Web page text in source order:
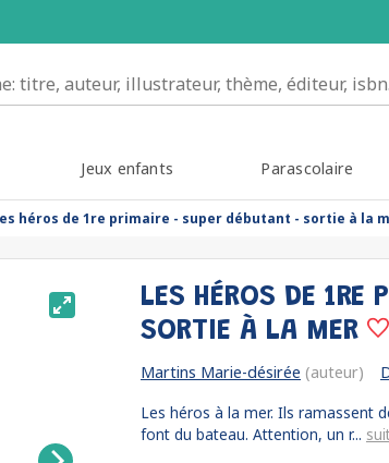
Jeux enfants Parascolaire
héros de 1re primaire - super débutant - sortie à la
LES HÉROS DE 1RE
SORTIE À LA MER
Martins Marie-désirée (auteur)
Les héros à la mer. Ils ramassent
font du bateau. Attention, un r...